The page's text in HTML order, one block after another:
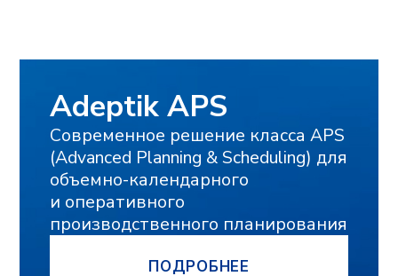
НАЗВАНИЕ ПРЕДПРИЯТИЯ